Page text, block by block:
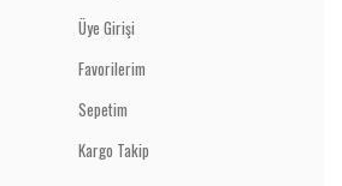
Üye Girişi
Favorilerim
Sepetim
Kargo Takip